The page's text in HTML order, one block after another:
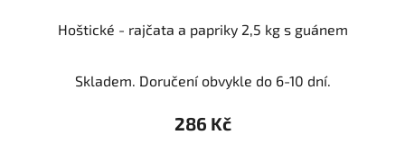
Hoštické - rajčata a papriky 2,5 kg s guánem
Skladem. Doručení obvykle do 6-10 dní.
286 Kč